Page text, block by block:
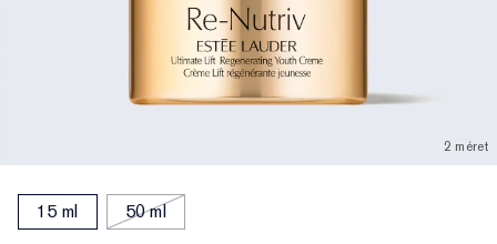
2 méret
15 ml 50 ml